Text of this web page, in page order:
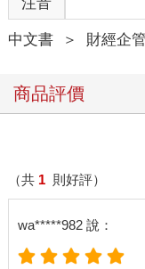
首先，不要亂花錢，
是打不破的魔咒，能
後代「財富」觀念。從
題，孩子早期養成的
次。令她痛苦的來源
話來催討，父母就代
這位媽媽不勝其擾，
得閒，年輕時打下的
債，讓老年生活頓時陷
卡債羈押，多少卡奴
中文書 ＞ 財經企管
商品評價
（共 1 則好評）
wa*****982 說：